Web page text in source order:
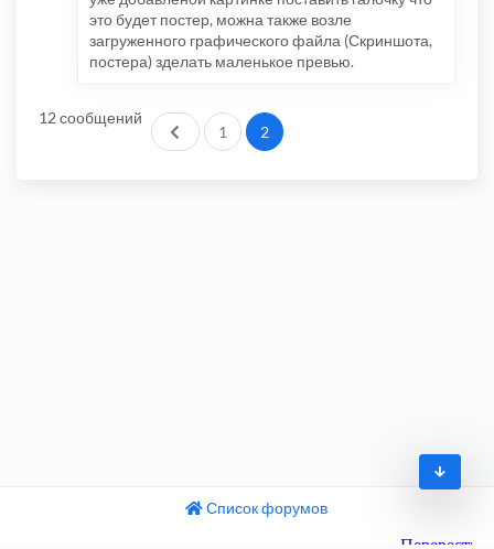
это будет постер, можна также возле
загруженного графического файла (Скриншота,
постера) зделать маленькое превью.
12 сообщений
Пред.1 2
Список форумов